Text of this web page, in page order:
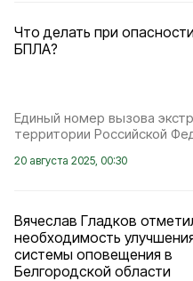
Что делать при
БПЛА?
Единый номер вызова
территории Российской
20 августа 2025, 00:30
Вячеслав Гладков
необходимость
системы оповещения в
Белгородской области